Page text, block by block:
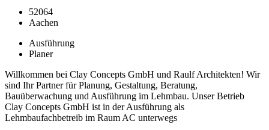
52064
Aachen
Ausführung
Planer
Willkommen bei Clay Concepts GmbH und Raulf Architekten! Wir
sind Ihr Partner für Planung, Gestaltung, Beratung,
Bauüberwachung und Ausführung im Lehmbau. Unser Betrieb
Clay Concepts GmbH ist in der Ausführung als
Lehmbaufachbetreib im Raum AC unterwegs